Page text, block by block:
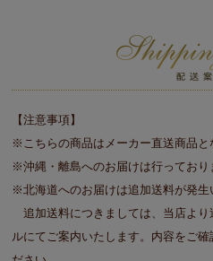
【注意事項】
※こちらの商品はメーカー直送商品と
※沖縄・離島へのお届けは行っており
※北海道へのお届けは追加送料が発生
追加送料につきましては、当店より
ルにてご案内いたします。内容をご